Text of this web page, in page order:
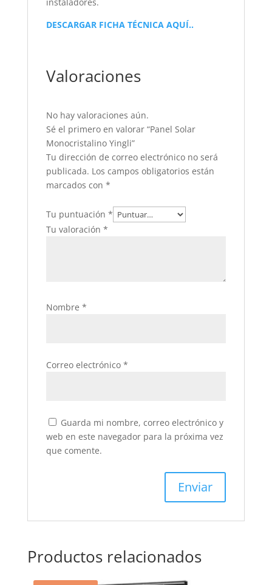
instaladores.
DESCARGARFICHA TÉCNICA AQUÍ..
Valoraciones
No hay valoraciones aún.
Sé el primero en valorar “Panel Solar
Monocristalino Yingli”
Tu dirección de correo electrónico no será
publicada. Los campos obligatorios están
marcados con *
Tu puntuación *
Tu valoración *
Nombre *
Correo electrónico *
Guarda mi nombre, correo electrónico y
web en este navegador para la próxima vez
que comente.
Productos relacionados